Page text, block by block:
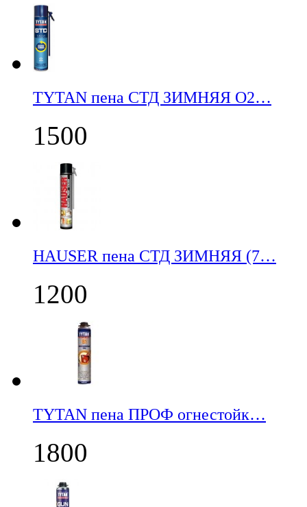
TYTAN пена СТД ЗИМНЯЯ О2…
1500
НАUSER пена СТД ЗИМНЯЯ (7…
1200
TYTAN пена ПРОФ огнестойк…
1800